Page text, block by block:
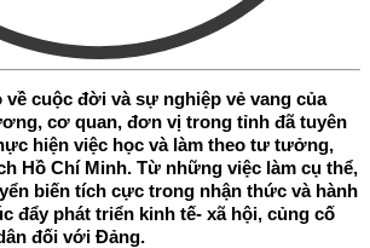
về cuộc đời và sự nghiệp vẻ vang của
cơ quan, đơn vị trong tỉnh đã tuyên
hiện việc học và làm theo tư tưởng,
Hồ Chí Minh. Từ những việc làm cụ thể,
biến tích cực trong nhận thức và hành
đẩy phát triển kinh tế- xã hội, củng cố
đối với Đảng.